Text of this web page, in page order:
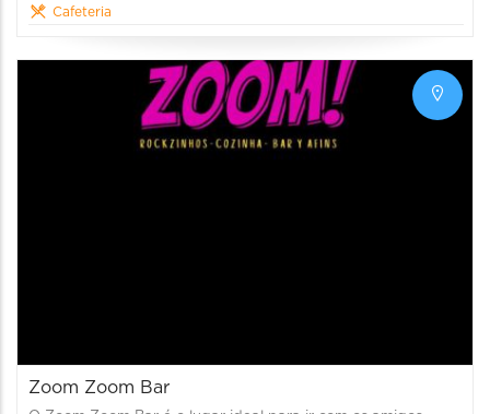
Cafeteria
Zoom Zoom Bar